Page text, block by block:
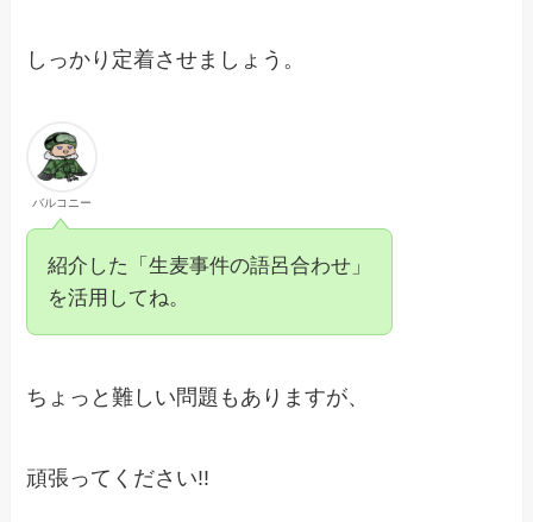
しっかり定着させましょう。
バルコニー
紹介した「生麦事件の語呂合わせ」
を活用してね。
ちょっと難しい問題もありますが、
頑張ってください!!